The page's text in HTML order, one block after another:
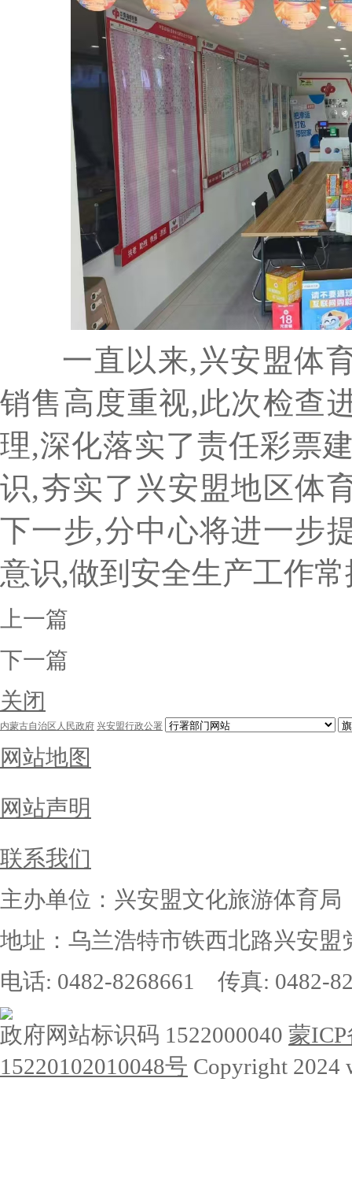
一直以来,兴安盟体育
销售高度重视,此次检查
理,深化落实了责任彩票
识,夯实了兴安盟地区体
下一步,分中心将进一步
意识,做到安全生产工作
上一篇
下一篇
关闭
内蒙古自治区人民政府 兴安盟行政公署
网站地图
网站声明
联系我们
主办单位：兴安盟文化旅游体育局
地址：乌兰浩特市铁西北路兴安盟
电话: 0482-8268661 传真: 0482-
政府网站标识码 1522000040 蒙ICP
15220102010048号 Copyright 2024